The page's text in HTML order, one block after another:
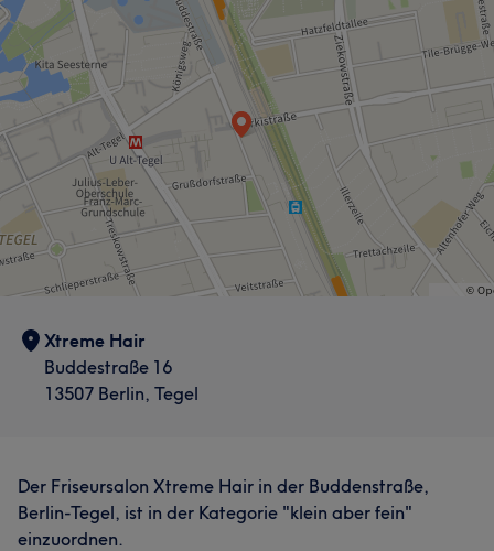
Xtreme Hair
Buddestraße 16
13507 Berlin, Tegel
Der Friseursalon Xtreme Hair in der Buddenstraße,
Berlin-Tegel, ist in der Kategorie "klein aber fein"
einzuordnen.